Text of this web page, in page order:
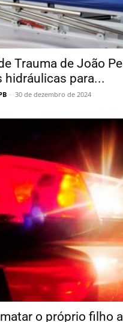
Trauma de João
hidráulicas para...
- 30 de dezembro de 2024
o próprio filho